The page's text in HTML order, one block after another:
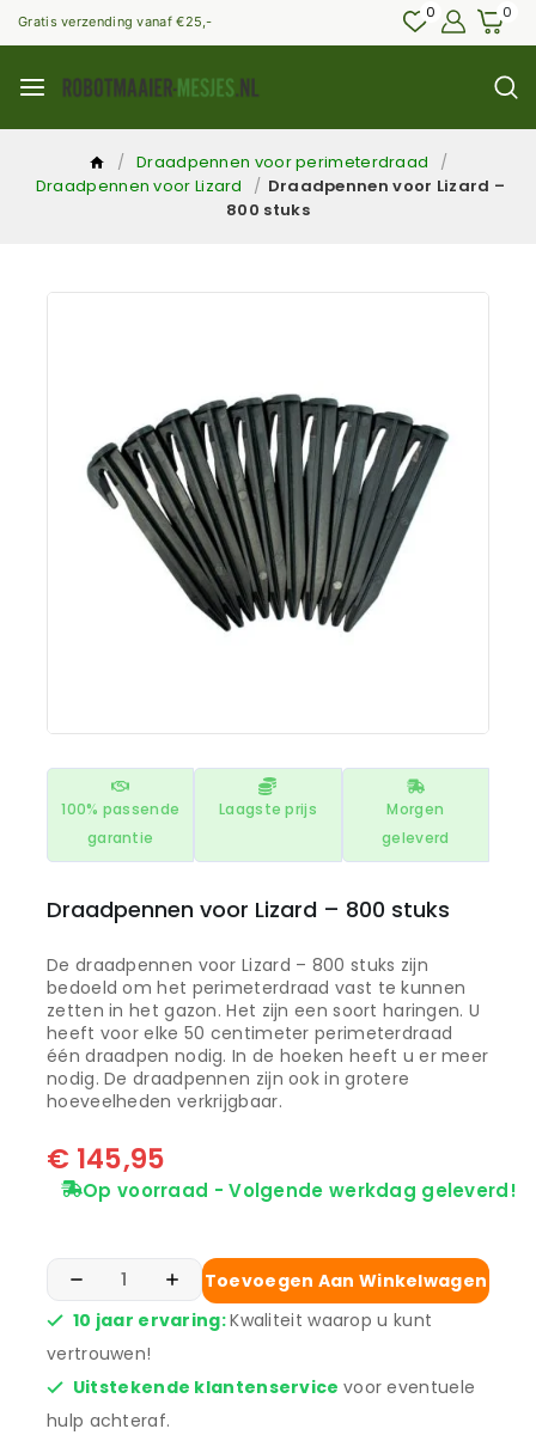
Gratis verzending vanaf €25,- 0 0
/ Draadpennen voor perimeterdraad
/
Draadpennen voor Lizard
/ Draadpennen voor Lizard –
800 stuks
100% passende
garantie
Laagste prijs
Morgen
geleverd
Draadpennen voor Lizard – 800 stuks
De draadpennen voor Lizard – 800 stuks zijn
bedoeld om het perimeterdraad vast te kunnen
zetten in het gazon. Het zijn een soort haringen. U
heeft voor elke 50 centimeter perimeterdraad
één draadpen nodig. In de hoeken heeft u er meer
nodig. De draadpennen zijn ook in grotere
hoeveelheden verkrijgbaar.
€ 145,95
Op voorraad - Volgende werkdag geleverd!
Toevoegen Aan Winkelwagen
10 jaar ervaring:Kwaliteit waarop u kunt
vertrouwen!
Uitstekende klantenservice voor eventuele
hulp achteraf.